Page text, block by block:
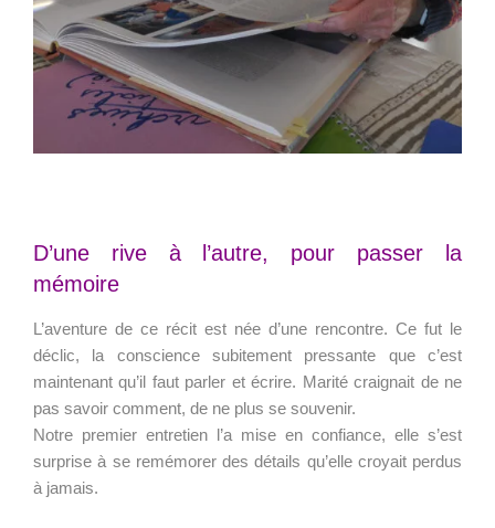
D’une rive à l’autre, pour passer la
mémoire
L’aventure de ce récit est née d’une rencontre. Ce fut le
déclic, la conscience subitement pressante que c’est
maintenant qu’il faut parler et écrire. Marité craignait de ne
pas savoir comment, de ne plus se souvenir.
Notre premier entretien l’a mise en confiance, elle s’est
surprise à se remémorer des détails qu’elle croyait perdus
à jamais.